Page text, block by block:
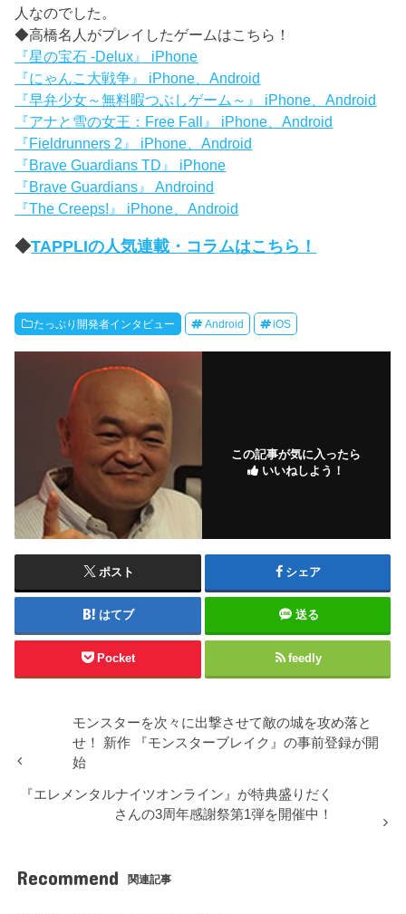
人なのでした。
◆高橋名人がプレイしたゲームはこちら！
『星の宝石 -Delux』 iPhone
『にゃんこ大戦争』 iPhone、Android
『早弁少女～無料暇つぶしゲーム～』 iPhone、Android
『アナと雪の女王：Free Fall』 iPhone、Android
『Fieldrunners 2』 iPhone、Android
『Brave Guardians TD』 iPhone
『Brave Guardians』 Androind
『The Creeps!』 iPhone、Android
◆TAPPLIの人気連載・コラムはこちら！
たっぷり開発者インタビュー Android iOS
この記事が気に入ったら
いいねしよう！
ポスト シェア
はてブ 送る
Pocket feedly
モンスターを次々に出撃させて敵の城を攻め落と
せ！ 新作 『モンスターブレイク』の事前登録が開
始
『エレメンタルナイツオンライン』が特典盛りだく
さんの3周年感謝祭第1弾を開催中！
Recommend 関連記事